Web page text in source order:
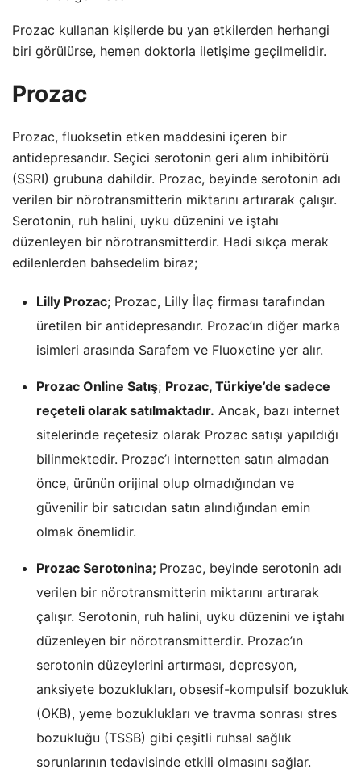
Prozac kullanan kişilerde bu yan etkilerden herhangi
biri görülürse, hemen doktorla iletişime geçilmelidir.
Prozac
Prozac, fluoksetin etken maddesini içeren bir
antidepresandır. Seçici serotonin geri alım inhibitörü
(SSRI) grubuna dahildir. Prozac, beyinde serotonin adı
verilen bir nörotransmitterin miktarını artırarak çalışır.
Serotonin, ruh halini, uyku düzenini ve iştahı
düzenleyen bir nörotransmitterdir. Hadi sıkça merak
edilenlerden bahsedelim biraz;
Lilly Prozac; Prozac, Lilly İlaç firması tarafından
üretilen bir antidepresandır. Prozac’ın diğer marka
isimleri arasında Sarafem ve Fluoxetine yer alır.
Prozac Online Satış; Prozac, Türkiye’de sadece
reçeteli olarak satılmaktadır. Ancak, bazı internet
sitelerinde reçetesiz olarak Prozac satışı yapıldığı
bilinmektedir. Prozac’ı internetten satın almadan
önce, ürünün orijinal olup olmadığından ve
güvenilir bir satıcıdan satın alındığından emin
olmak önemlidir.
Prozac Serotonina; Prozac, beyinde serotonin adı
verilen bir nörotransmitterin miktarını artırarak
çalışır. Serotonin, ruh halini, uyku düzenini ve iştahı
düzenleyen bir nörotransmitterdir. Prozac’ın
serotonin düzeylerini artırması, depresyon,
anksiyete bozuklukları, obsesif-kompulsif bozukluk
(OKB), yeme bozuklukları ve travma sonrası stres
bozukluğu (TSSB) gibi çeşitli ruhsal sağlık
sorunlarının tedavisinde etkili olmasını sağlar.